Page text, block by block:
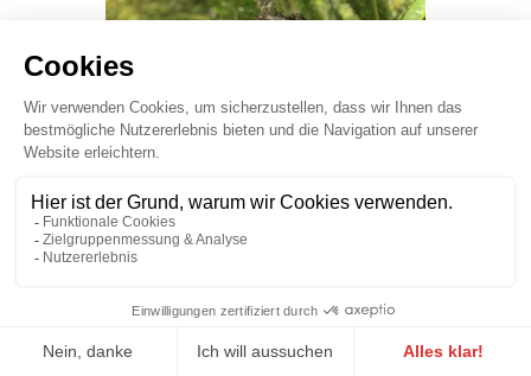
NOVELLE - LE GRAND CLOS
NOVELLE JEAN-MICHEL
1242 Satigny
CÉPAGES BLANCS